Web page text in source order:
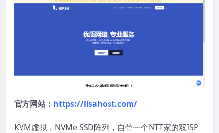
官方网站： https://lisahost.com/
KVM虚拟，NVMe SSD阵列，自带一个NTT家的双ISP